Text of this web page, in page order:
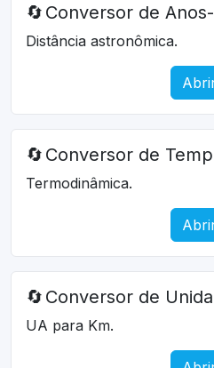
🔄 Conversor de
Distância astronômica.
🔄 Conversor de
Termodinâmica.
🔄 Conversor de
UA para Km.